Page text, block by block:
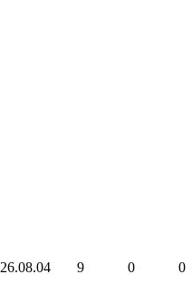
26.08.04 9 0 0